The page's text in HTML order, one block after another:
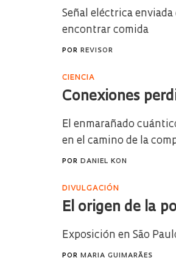
Señal eléctrica
encontrar comida
POR REVISOR
CIENCIA
Conexiones
El enmarañado
en el camino de la
POR DANIEL KON
DIVULGACIÓN
El origen de la
Exposición en São
POR MARIA GUIMARÃES